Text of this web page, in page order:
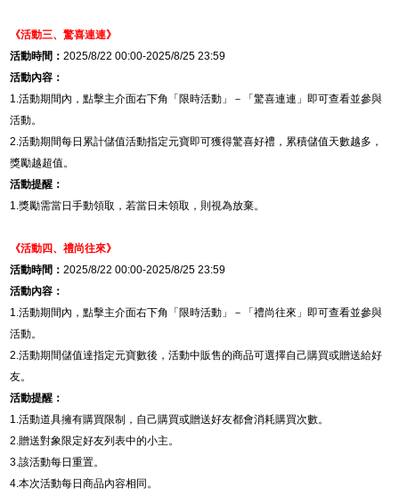
《活動三、驚喜連連》
活動時間：2025/8/22 00:00-2025/8/25 23:59
活動內容：
1.活動期間內，點擊主介面右下角「限時活動」－「驚喜連連」即可查看並參與
活動。
2.活動期間每日累計儲值活動指定元寶即可獲得驚喜好禮，累積儲值天數越多，
獎勵越超值。
活動提醒：
1.獎勵需當日手動領取，若當日未領取，則視為放棄。
《活動四、禮尚往來》
活動時間：2025/8/22 00:00-2025/8/25 23:59
活動內容：
1.活動期間內，點擊主介面右下角「限時活動」－「禮尚往來」即可查看並參與
活動。
2.活動期間儲值達指定元寶數後，活動中販售的商品可選擇自己購買或贈送給好
友。
活動提醒：
1.活動道具擁有購買限制，自己購買或贈送好友都會消耗購買次數。
2.贈送對象限定好友列表中的小主。
3.該活動每日重置。
4.本次活動每日商品內容相同。